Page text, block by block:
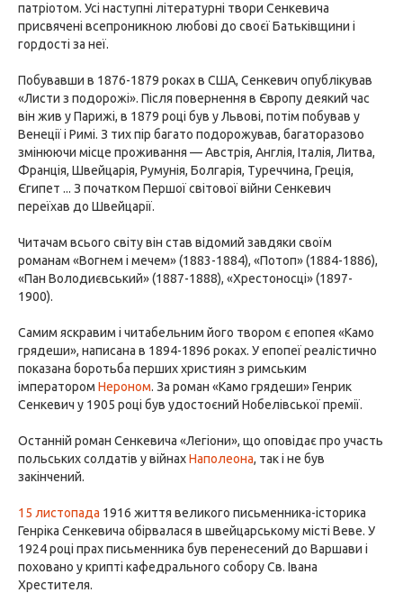
патріотом. Усі наступні літературні твори Сенкевича
присвячені всепроникною любові до своєї Батьківщини і
гордості за неї.
Побувавши в 1876-1879 роках в США, Сенкевич опублікував
«Листи з подорожі». Після повернення в Європу деякий час
він жив у Парижі, в 1879 році був у Львові, потім побував у
Венеції і Римі. З тих пір багато подорожував, багаторазово
змінюючи місце проживання — Австрія, Англія, Італія, Литва,
Франція, Швейцарія, Румунія, Болгарія, Туреччина, Греція,
Єгипет ... З початком Першої світової війни Сенкевич
переїхав до Швейцарії.
Читачам всього світу він став відомий завдяки своїм
романам «Вогнем і мечем» (1883-1884), «Потоп» (1884-1886),
«Пан Володиєвський» (1887-1888), «Хрестоносці» (1897-
1900).
Самим яскравим і читабельним його твором є епопея «Камо
грядеши», написана в 1894-1896 роках. У епопеї реалістично
показана боротьба перших християн з римським
імператором Нероном. За роман «Камо грядеши» Генрик
Сенкевич у 1905 році був удостоєний Нобелівської премії.
Останній роман Сенкевича «Легіони», що оповідає про участь
польських солдатів у війнахНаполеона, так і не був
закінчений.
15 листопада 1916 життя великого письменника-історика
Генріка Сенкевича обірвалася в швейцарському місті Веве. У
1924 році прах письменника був перенесений до Варшави і
поховано у крипті кафедрального собору Св. Івана
Хрестителя.